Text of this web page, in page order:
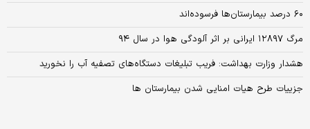
۶۰ درصد بیمارستان‌ها فرسوده‌اند
مرگ ۱۲۸۹۷ ایرانی بر اثر آلودگی هوا در سال ۹۴
هشدار وزارت بهداشت: فریب تبلیغات دستگاه‌های تصفیه آب را نخورید
جزییات طرح هیات‌ امنایی شدن بیمارستان‌ ها